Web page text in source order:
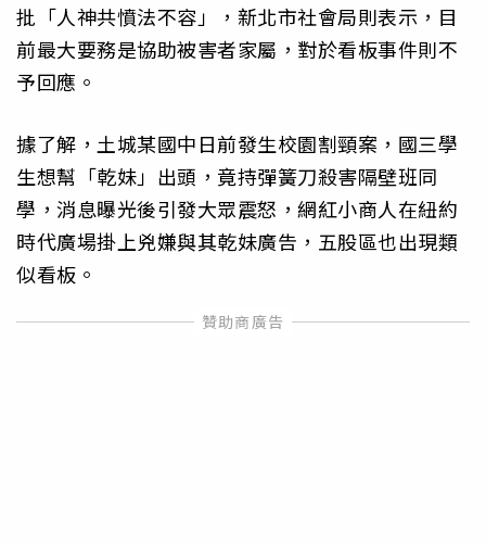
批「人神共憤法不容」，新北市社會局則表示，目
前最大要務是協助被害者家屬，對於看板事件則不
予回應。
據了解，土城某國中日前發生校園割頸案，國三學
生想幫「乾妹」出頭，竟持彈簧刀殺害隔壁班同
學，消息曝光後引發大眾震怒，網紅小商人在紐約
時代廣場掛上兇嫌與其乾妹廣告，五股區也出現類
似看板。